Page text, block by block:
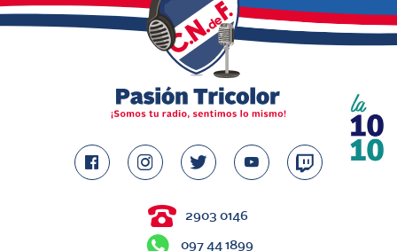
2903 0146
097 44 1899